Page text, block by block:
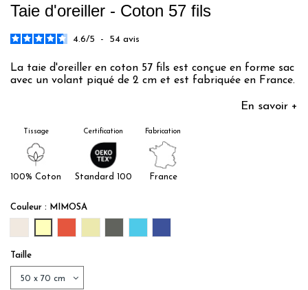
Taie d'oreiller - Coton 57 fils
4.6/5 - 54 avis
La taie d'oreiller en coton 57 fils est conçue en forme sac
avec un volant piqué de 2 cm et est fabriquée en France.
En savoir +
Tissage
100% Coton
Certification
Standard 100
Fabrication
France
Couleur : MIMOSA
Taille